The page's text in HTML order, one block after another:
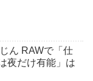
ん RAWで「仕
夜だけ有能」は